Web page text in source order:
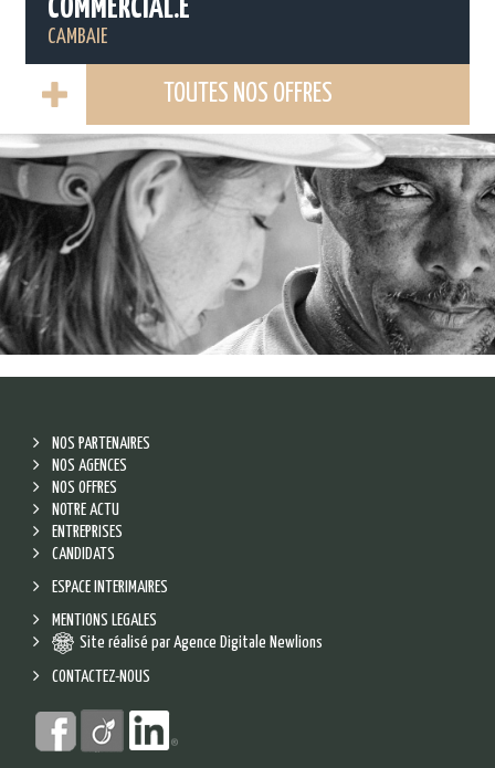
COMMERCIAL.E
CAMBAIE
TOUTES NOS OFFRES
NOS PARTENAIRES
NOS AGENCES
NOS OFFRES
NOTRE ACTU
ENTREPRISES
CANDIDATS
ESPACE INTERIMAIRES
MENTIONS LEGALES
Site réalisé par Agence Digitale Newlions
CONTACTEZ-NOUS